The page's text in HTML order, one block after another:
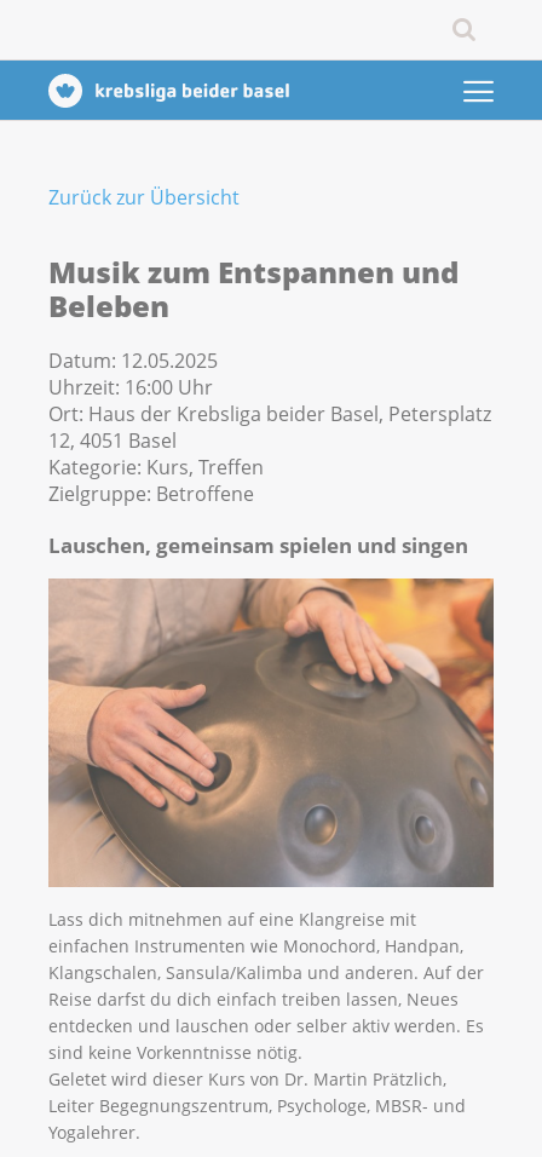
Zurück zur Übersicht
Musik zum Entspannen und
Beleben
Datum: 12.05.2025
Uhrzeit: 16:00 Uhr
Ort: Haus der Krebsliga beider Basel, Petersplatz
12, 4051 Basel
Kategorie: Kurs, Treffen
Zielgruppe: Betroffene
Lauschen, gemeinsam spielen und singen
Lass dich mitnehmen auf eine Klangreise mit
einfachen Instrumenten wie Monochord, Handpan,
Klangschalen, Sansula/Kalimba und anderen. Auf der
Reise darfst du dich einfach treiben lassen, Neues
entdecken und lauschen oder selber aktiv werden. Es
sind keine Vorkenntnisse nötig.
Geletet wird dieser Kurs von Dr. Martin Prätzlich,
Leiter Begegnungszentrum, Psychologe, MBSR- und
Yogalehrer.